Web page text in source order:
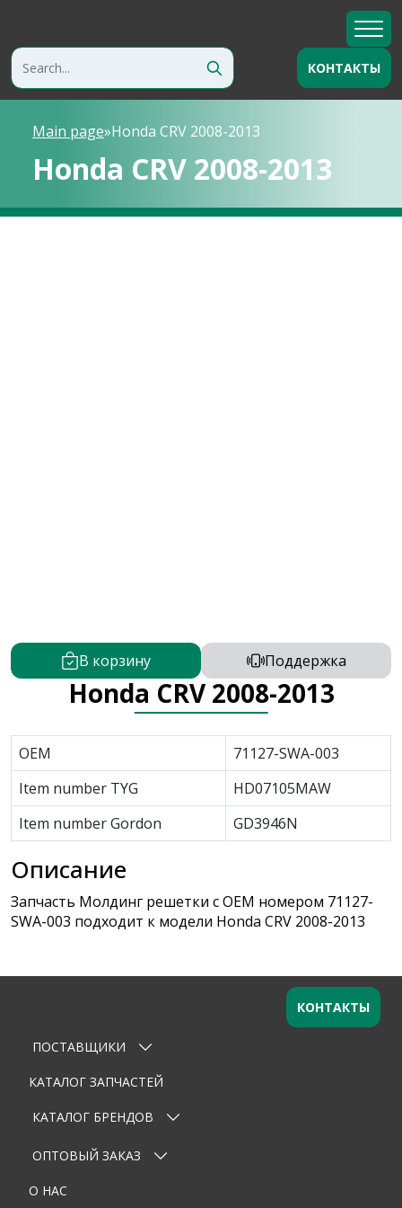
КОНТАКТЫ
Main page»Honda CRV 2008-2013
Honda CRV 2008-2013
В корзину Поддержка
Honda CRV 2008-2013
OEM
71127-SWA-003
Item number TYG
HD07105MAW
Item number Gordon
GD3946N
Описание
Запчасть Молдинг решетки с OEM номером 71127-
SWA-003 подходит к модели Honda CRV 2008-2013
Оставьте заявку
Ваше имя
Email
Телефон
ПОСТАВЩИКИ
КАТАЛОГ ЗАПЧАСТЕЙ
КАТАЛОГ БРЕНДОВ
ОПТОВЫЙ ЗАКАЗ
О НАС
КОНТАКТЫ